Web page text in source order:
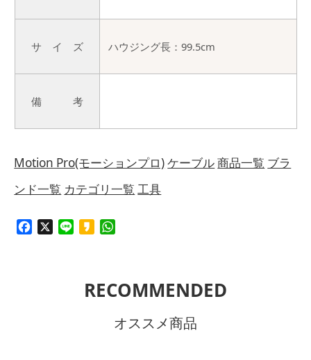
サ イ ズ ハウジング長：99.5cm
備 考
Motion Pro(モーションプロ)ケーブル商品一覧 ブラ
ンド一覧 カテゴリ一覧 工具
Facebook Line Kakao
RECOMMENDED
オススメ商品